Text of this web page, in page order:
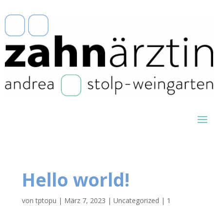
Hello world!
vontptopu | März 7, 2023 | Uncategorized | 1